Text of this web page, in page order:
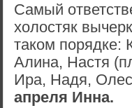
Самый
холостяк
таком
Алина, Настя
Ира, Надя,
апреля Инна.